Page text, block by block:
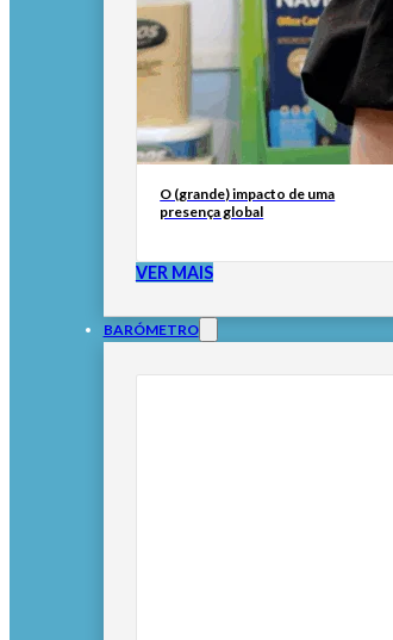
O (grande) impacto de uma
presença global
VER MAIS
BARÓMETRO